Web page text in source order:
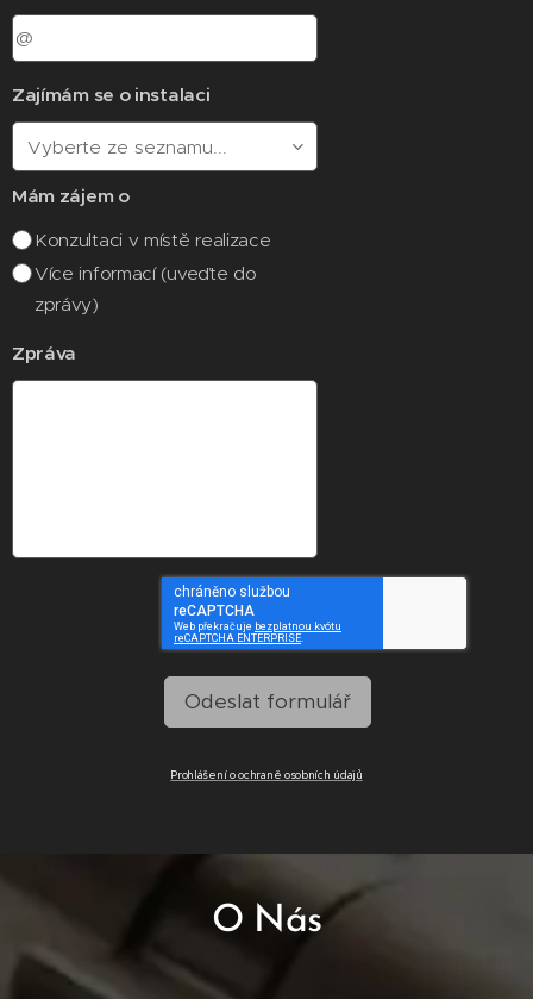
Zajímám se o instalaci
Mám zájem o
Konzultaci v místě realizace
Více informací (uveďte do
zprávy)
Zpráva
Odeslat formulář
Prohlášení o ochraně osobních údajů
O Nás